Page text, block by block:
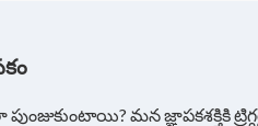
మన జ్ఞాపకశక్తికి